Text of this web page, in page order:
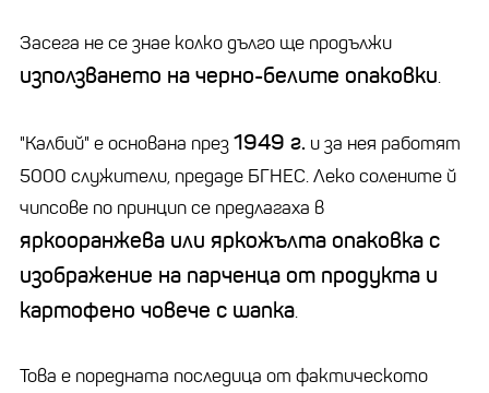
Засега не се знае колко дълго ще продължи
използването на черно-белите опаковки.
"Калбий" е основана през1949 г. и за нея работят
5000 служители, предаде БГНЕС. Леко солените й
чипсове по принцип се предлагаха в
яркооранжева или яркожълта опаковка с
изображение на парченца от продукта и
картофено човече с шапка.
Това е поредната последица от фактическото